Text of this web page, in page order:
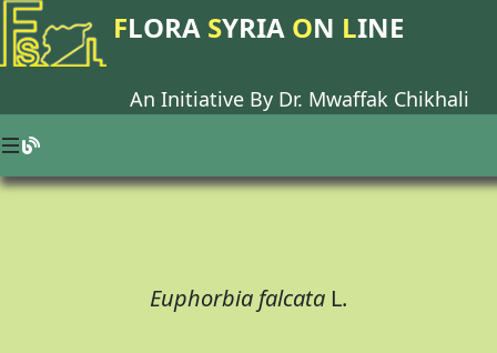
FLORA SYRIA ON LINE
An Initiative By Dr. Mwaffak Chikhali
Euphorbia falcata L.